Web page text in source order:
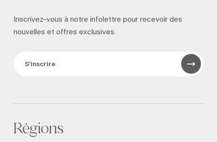
Inscrivez-vous à notre infolettre pour recevoirdes
nouvelles et offres exclusives.
S'inscrire
Régions